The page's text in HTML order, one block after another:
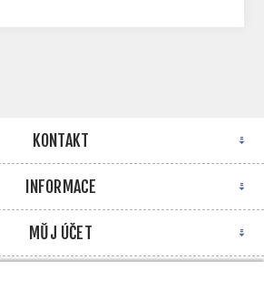
KONTAKT
INFORMACE
MŮJ ÚČET